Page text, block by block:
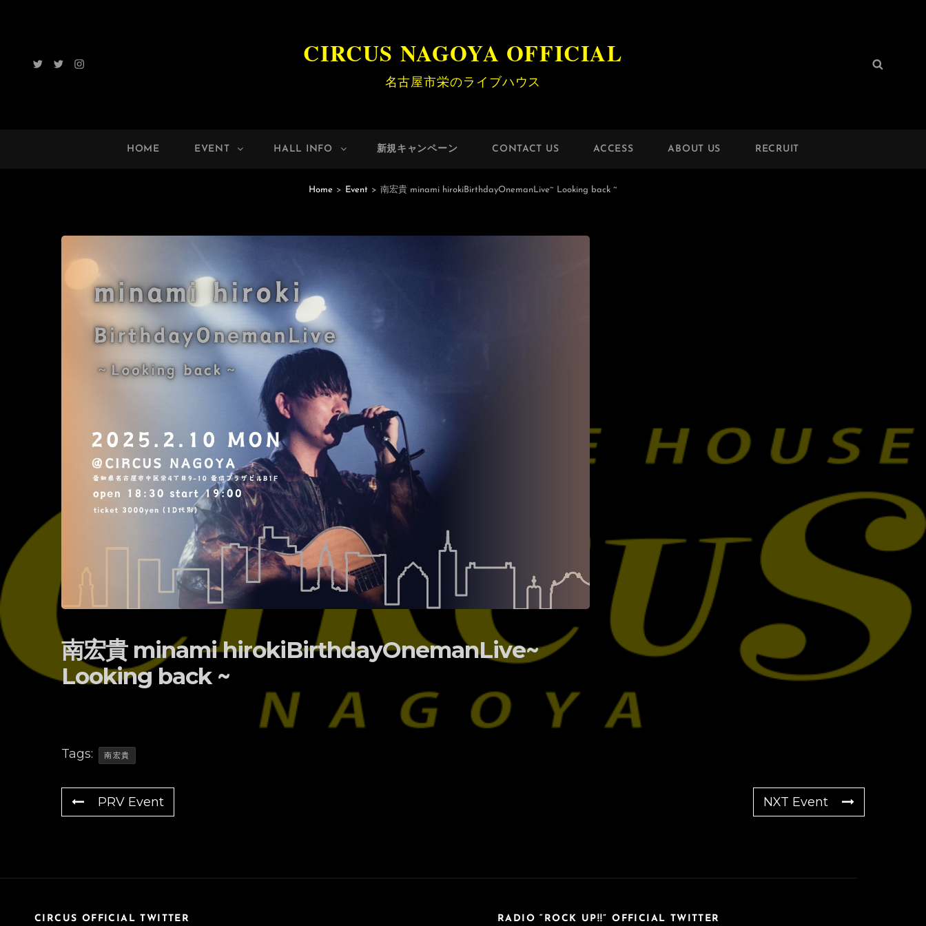
TwitterRadioInstagram CIRCUS NAGOYA OFFICIAL
名古屋市栄のライブハウス
検
HOME EVENT HALL INFO 新規キャンペーン CONTACT US ACCESS ABOUT US RECRUIT
Home > Event > 南宏貴 minami hirokiBirthdayOnemanLive~ Looking back ~
南宏貴 minami hirokiBirthdayOnemanLive~
Looking back ~
Tags: 南宏貴
PRV Event NXT Event
CIRCUS OFFICIAL TWITTER RADIO “ROCK UP!!” OFFICIAL TWITTER